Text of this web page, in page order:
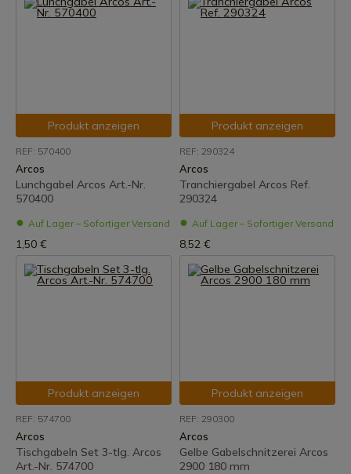
Produkt anzeigen
REF: 570400
Arcos
Lunchgabel Arcos Art.-Nr.
570400
Auf Lager – Sofortiger Versand
1,50 €
Produkt anzeigen
REF: 290324
Arcos
Tranchiergabel Arcos Ref.
290324
Auf Lager – Sofortiger Versand
8,52 €
Produkt anzeigen
REF: 574700
Arcos
Tischgabeln Set 3-tlg. Arcos
Art.-Nr. 574700
Produkt anzeigen
REF: 290300
Arcos
Gelbe Gabelschnitzerei Arcos
2900 180 mm